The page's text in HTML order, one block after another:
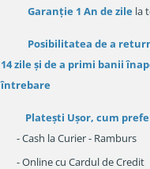
Garanție 1 An de zile la
Posibilitatea de a
14 zileși de a primi banii
întrebare
Platești Ușor, cum
- Cash la Curier - Ramburs
- Online cu Cardul de Credit